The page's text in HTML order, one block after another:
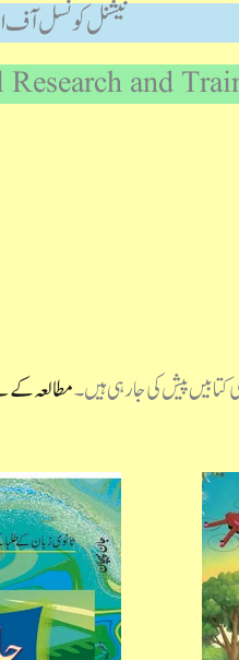
نیشنل کونسل آف
and
پیش کی جارہی ہیں۔مطالعہ کے